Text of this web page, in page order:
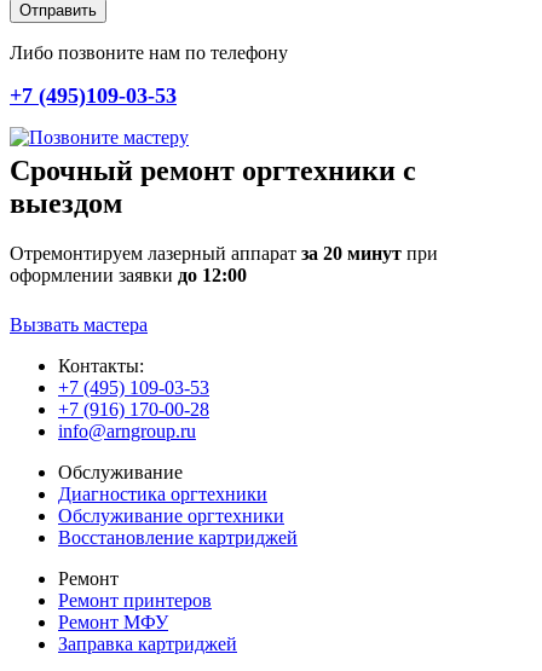
Отправить
Либо позвоните нам по телефону
+7 (495)109-03-53
Срочный ремонт оргтехники с
выездом
Отремонтируем лазерный аппарат за 20 минут при
оформлении заявки до 12:00
Вызвать мастера
Контакты:
+7 (495) 109-03-53
+7 (916) 170-00-28
info@arngroup.ru
Обслуживание
Диагностика оргтехники
Обслуживание оргтехники
Восстановление картриджей
Ремонт
Ремонт принтеров
Ремонт МФУ
Заправка картриджей